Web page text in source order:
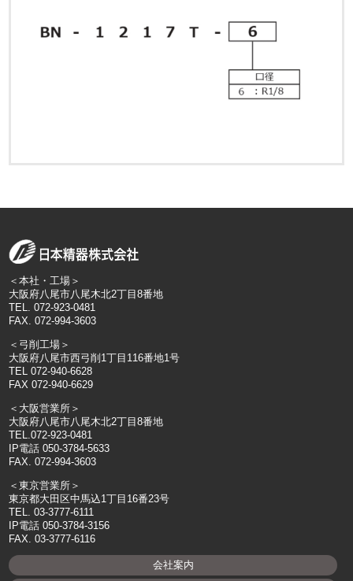
＜本社・工場＞
大阪府八尾市八尾木北2丁目8番地
TEL. 072-923-0481
FAX. 072-994-3603
＜弓削工場＞
大阪府八尾市西弓削1丁目116番地1号
TEL 072-940-6628
FAX 072-940-6629
＜大阪営業所＞
大阪府八尾市八尾木北2丁目8番地
TEL.072-923-0481
IP電話 050-3784-5633
FAX. 072-994-3603
＜東京営業所＞
東京都大田区中馬込1丁目16番23号
TEL. 03-3777-6111
IP電話 050-3784-3156
FAX. 03-3777-6116
会社案内